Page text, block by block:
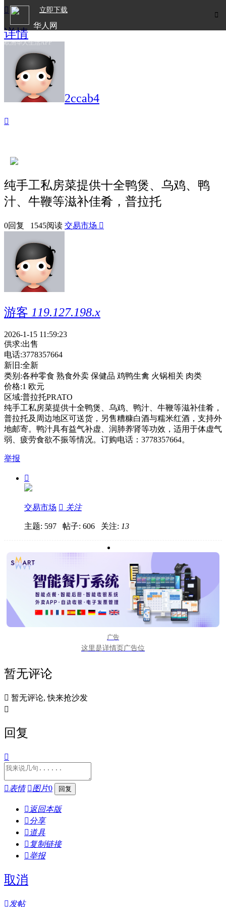

立即下载
华人网
欧洲华人生活APP

详情
2ccab4

纯手工私房菜提供十全鸭煲、乌鸡、鸭
汁、牛鞭等滋补佳肴，普拉托
0回复 1545阅读 交易市场 
游客 119.127.198.x
2026-1-15 11:59:23
供求:出售
电话:3778357664
新旧:全新
类别:各种零食 熟食外卖 保健品 鸡鸭生禽 火锅相关 肉类
价格:1 欧元
区域:普拉托PRATO
纯手工私房菜提供十全鸭煲、乌鸡、鸭汁、牛鞭等滋补佳肴，
普拉托及周边地区可送货，另售糟糠白酒与糯米红酒，支持外
地邮寄。鸭汁具有益气补虚、润肺养肾等功效，适用于体虚气
弱、疲劳食欲不振等情况。订购电话：3778357664。
举报

交易市场  关注
主题: 597 帖子: 606 关注: 13
广告
这里是详情页广告位
暂无评论
 暂无评论, 快来抢沙发

回复

表情 图片0
 返回本版
分享
 道具
 复制链接
举报
取消
发帖